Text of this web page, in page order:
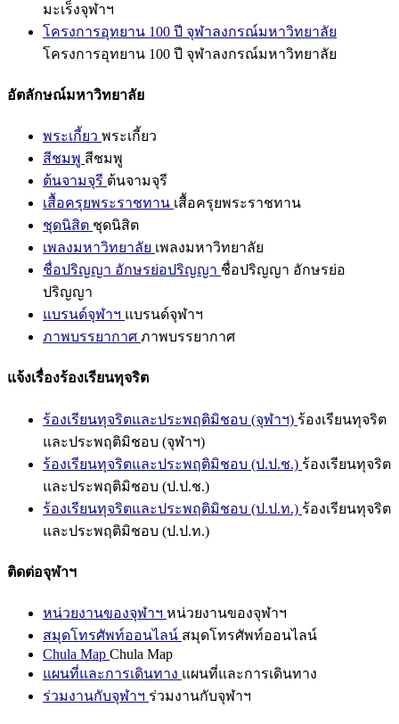
มะเร็งจุฬาฯ
โครงการอุทยาน 100 ปี จุฬาลงกรณ์มหาวิทยาลัย
โครงการอุทยาน 100 ปี จุฬาลงกรณ์มหาวิทยาลัย
อัตลักษณ์มหาวิทยาลัย
พระเกี้ยว พระเกี้ยว
สีชมพู สีชมพู
ต้นจามจุรี ต้นจามจุรี
เสื้อครุยพระราชทาน เสื้อครุยพระราชทาน
ชุดนิสิต ชุดนิสิต
เพลงมหาวิทยาลัย เพลงมหาวิทยาลัย
ชื่อปริญญา อักษรย่อปริญญา ชื่อปริญญา อักษรย่อ
ปริญญา
แบรนด์จุฬาฯ แบรนด์จุฬาฯ
ภาพบรรยากาศ ภาพบรรยากาศ
แจ้งเรื่องร้องเรียนทุจริต
ร้องเรียนทุจริตและประพฤติมิชอบ (จุฬาฯ) ร้องเรียนทุจริต
และประพฤติมิชอบ (จุฬาฯ)
ร้องเรียนทุจริตและประพฤติมิชอบ (ป.ป.ช.) ร้องเรียนทุจริต
และประพฤติมิชอบ (ป.ป.ช.)
ร้องเรียนทุจริตและประพฤติมิชอบ (ป.ป.ท.) ร้องเรียนทุจริต
และประพฤติมิชอบ (ป.ป.ท.)
ติดต่อจุฬาฯ
หน่วยงานของจุฬาฯ หน่วยงานของจุฬาฯ
สมุดโทรศัพท์ออนไลน์ สมุดโทรศัพท์ออนไลน์
Chula Map Chula Map
แผนที่และการเดินทาง แผนที่และการเดินทาง
ร่วมงานกับจุฬาฯ ร่วมงานกับจุฬาฯ